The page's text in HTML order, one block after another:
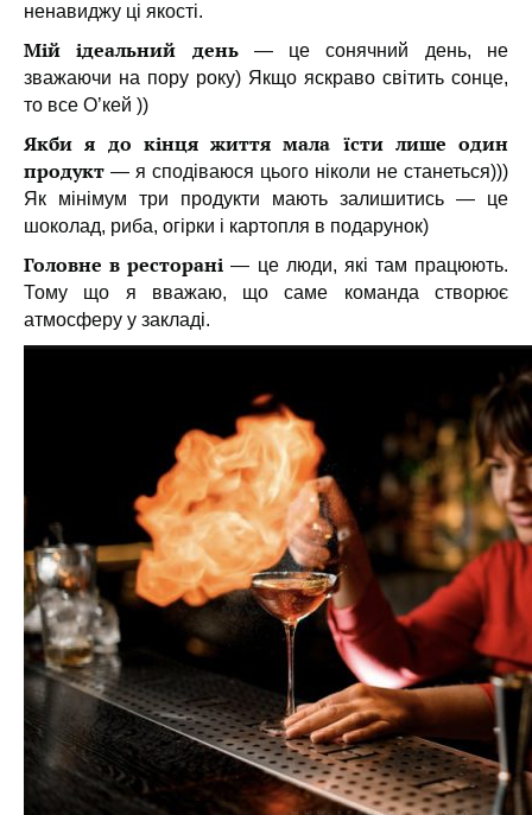
ненавиджу ці якості.
Мій ідеальний день— це сонячний день, не
зважаючи на пору року) Якщо яскраво світить сонце,
то все О’кей ))
Якби я до кінця життя мала їсти лише один
продукт — я сподіваюся цього ніколи не станеться)))
Як мінімум три продукти мають залишитись — це
шоколад, риба, огірки і картопля в подарунок)
Головне в ресторані — це люди, які там працюють.
Тому що я вважаю, що саме команда створює
атмосферу у закладі.